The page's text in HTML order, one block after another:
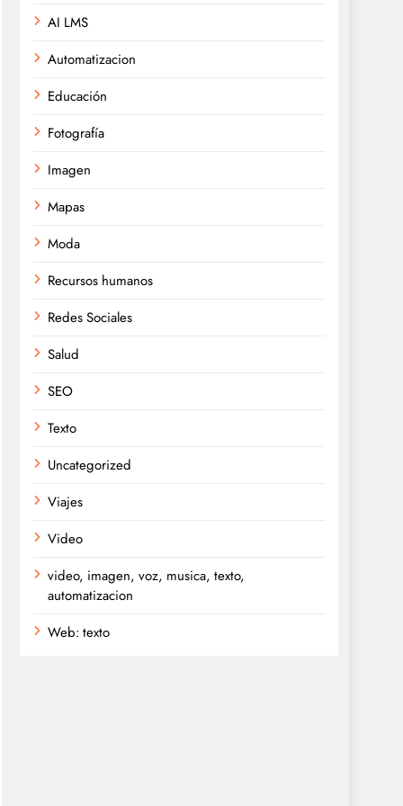
AI LMS
Automatizacion
Educación
Fotografía
Imagen
Mapas
Moda
Recursos humanos
Redes Sociales
Salud
SEO
Texto
Uncategorized
Viajes
Video
video, imagen, voz, musica, texto,
automatizacion
Web: texto